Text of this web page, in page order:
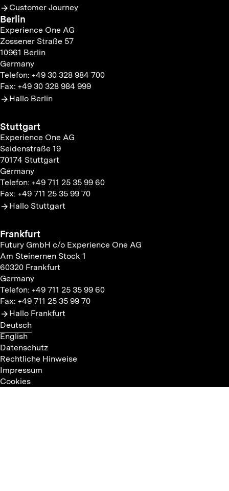
Customer Journey
Berlin
Experience One AG
Zossener Straße 57
10961 Berlin
Germany
Telefon: +49 30 328 984 700
Fax: +49 30 328 984 999
Hallo Berlin
Stuttgart
Experience One AG
Seidenstraße 19
70174 Stuttgart
Germany
Telefon: +49 711 25 35 99 60
Fax: +49 711 25 35 99 70
Hallo Stuttgart
Frankfurt
Futury GmbH c/o Experience One AG
Am Steinernen Stock 1
60320 Frankfurt
Germany
Telefon: +49 711 25 35 99 60
Fax: +49 711 25 35 99 70
Hallo Frankfurt
Deutsch
English
Datenschutz
Rechtliche Hinweise
Impressum
Cookies